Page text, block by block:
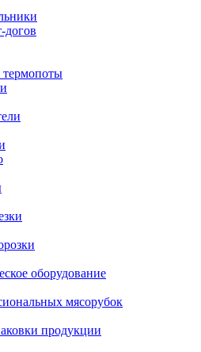
догов
оборудование
мясорубок
продукции